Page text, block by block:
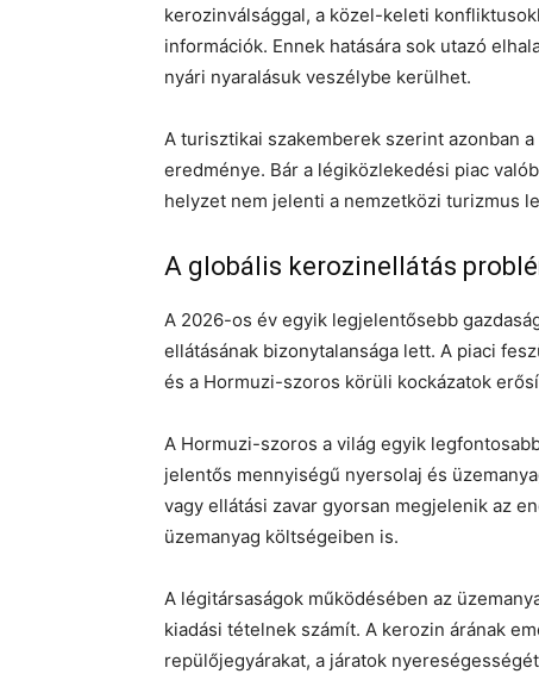
kerozinválsággal, a közel-keleti
információk. Ennek hatására sok utazó
nyári nyaralásuk veszélybe kerülhet.
A turisztikai szakemberek szerint azonban
eredménye. Bár a légiközlekedési piac
helyzet nem jelenti a nemzetközi turizmus
A globális kerozinellátás
A 2026-os év egyik legjelentősebb
ellátásának bizonytalansága lett. A piaci
és a Hormuzi-szoros körüli kockázatok
A Hormuzi-szoros a világ egyik
jelentős mennyiségű nyersolaj és
vagy ellátási zavar gyorsan megjelenik az
üzemanyag költségeiben is.
A légitársaságok működésében az
kiadási tételnek számít. A kerozin árának
repülőjegyárakat, a járatok